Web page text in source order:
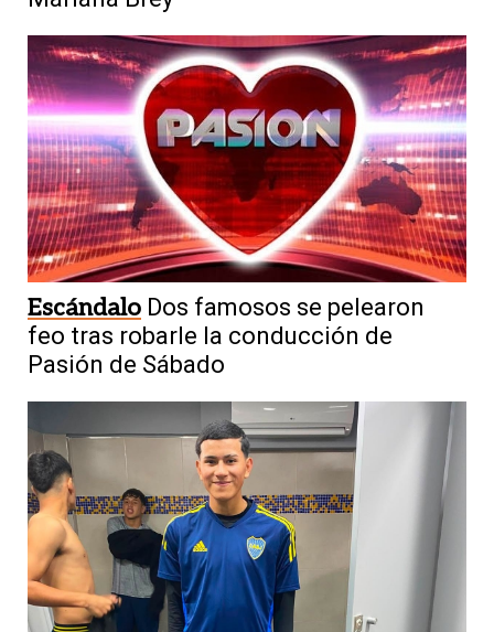
Escándalo Dos famosos se pelearon
feo tras robarle la conducción de
Pasión de Sábado